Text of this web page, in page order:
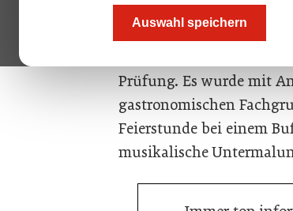
Auswahl speichern
Urkundenüberreichung
Grießler führte durch
Prüfung. Es wurde mit
gastronomischen
Feierstunde bei einem
musikalische